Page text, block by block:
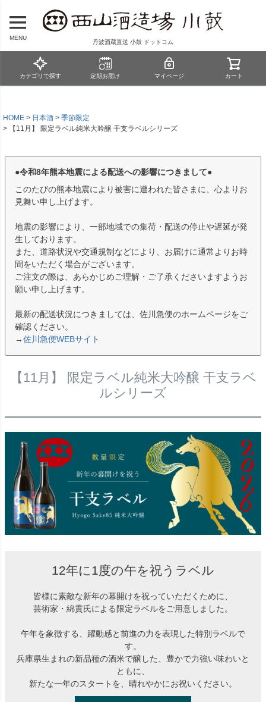
MENU
丹波酒蔵直送 小鼓 ドットコム
カテゴリで探す 定期お届け マイページ カート
HOME 日本酒
季節限定
【11月】 限定ラベル純米大吟醸 干支ラベルシリーズ
●令和8年熊本地震による配送への影響につきまして●
このたびの熊本地震により被害に遭われた皆さまに、心よりお
見舞い申し上げます。
地震の影響により、一部地域での集荷・配送の停止や遅延が発
生しております。
また、道路状況や交通規制などにより、お届けに通常よりお時
間をいただく場合がございます。
ご注文の際は、あらかじめご理解・ご了承くださいますようお
願い申し上げます。
最新の配送状況につきましては、佐川急便のホームページをご
確認ください。
→佐川急便WEBサイト
【11月】 限定ラベル純米大吟醸 干支ラベ
ルシリーズ
12年に1度の午を祝うラベル
皆様に素敵な新年の幕開けを祝っていただくために、
芸術家・綿貫氏による限定ラベルをご用意しました。
午年を象徴する、躍動感と前進の力を表現した特別ラベルで
す。
兵庫県生まれの新品種の酒米で醸した、豊かで力強い味わいと
ともに、
新たな一年のスタートを、晴れやかにお祝いください。